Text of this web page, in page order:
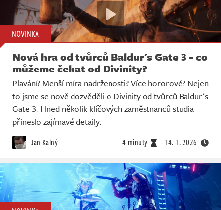
NOVINKA
Nová hra od tvůrců Baldur's Gate 3 - co
můžeme čekat od Divinity?
Plavání? Menší míra nadrženosti? Více hororové? Nejen
to jsme se nově dozvěděli o Divinity od tvůrců Baldur's
Gate 3. Hned několik klíčových zaměstnanců studia
přineslo zajímavé detaily.
Jan Kalný 4 minuty 14. 1. 2026